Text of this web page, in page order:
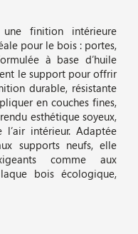
finition intérieure
pour le bois : portes,
à base d’huile
le support pour offrir
durable, résistante
en couches fines,
esthétique soyeux,
intérieur. Adaptée
supports neufs, elle
comme aux
bois écologique,